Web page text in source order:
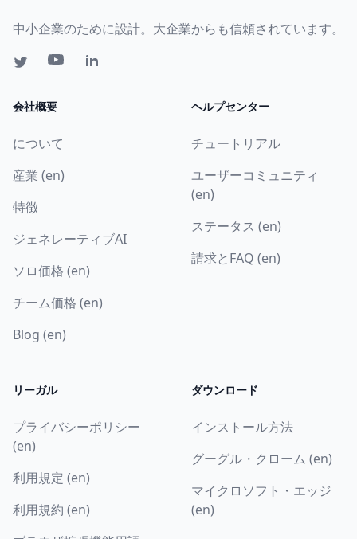
中小企業のために設計。大企業からも信頼されています。
会社概要
について
産業 (en)
特徴
ジェネレーティブAI
ソロ価格 (en)
チーム価格 (en)
Blog (en)
ヘルプセンター
チュートリアル
ユーザーコミュニティ
(en)
ステータス (en)
請求とFAQ (en)
リーガル
プライバシーポリシー
(en)
利用規定 (en)
利用規約 (en)
ダウンロード
インストール方法
グーグル・クローム (en)
マイクロソフト・エッジ
(en)